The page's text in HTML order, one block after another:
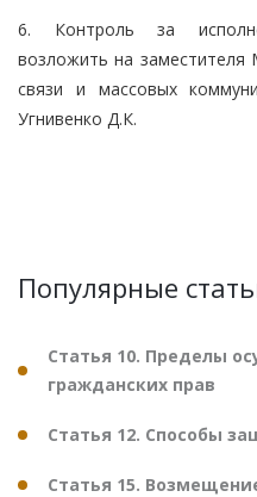
6. Контроль за
возложить на заместителя
связи и массовых
Угнивенко Д.К.
Популярные
Статья 10. Пределы
гражданских прав
Статья 12. Способы
Статья 15.